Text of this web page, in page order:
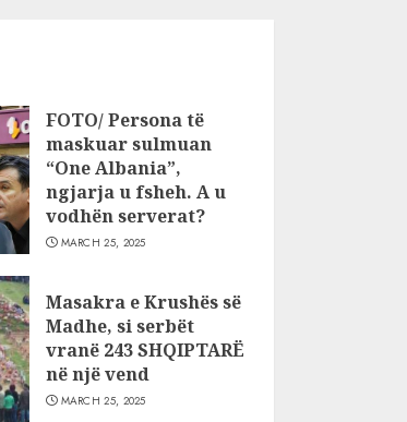
FOTO/ Persona të
maskuar sulmuan
“One Albania”,
ngjarja u fsheh. A u
vodhën serverat?
MARCH 25, 2025
Masakra e Krushës së
Madhe, si serbët
vranë 243 SHQIPTARË
në një vend
MARCH 25, 2025